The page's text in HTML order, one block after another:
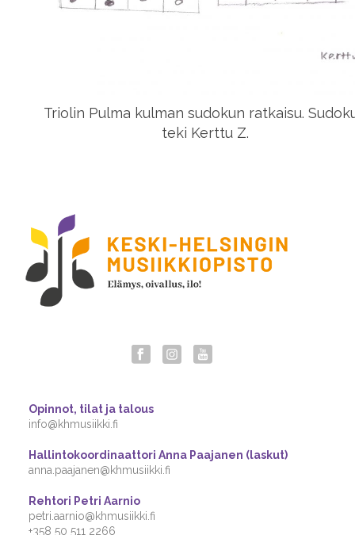
Triolin Pulma kulman sudokun ratkaisu.
teki Kerttu Z.
Opinnot, tilat ja talous
info@khmusiikki.fi
Hallintokoordinaattori Anna Paajanen (laskut)
anna.paajanen@khmusiikki.fi
Rehtori Petri Aarnio
petri.aarnio@khmusiikki.fi
+358 50 511 2266